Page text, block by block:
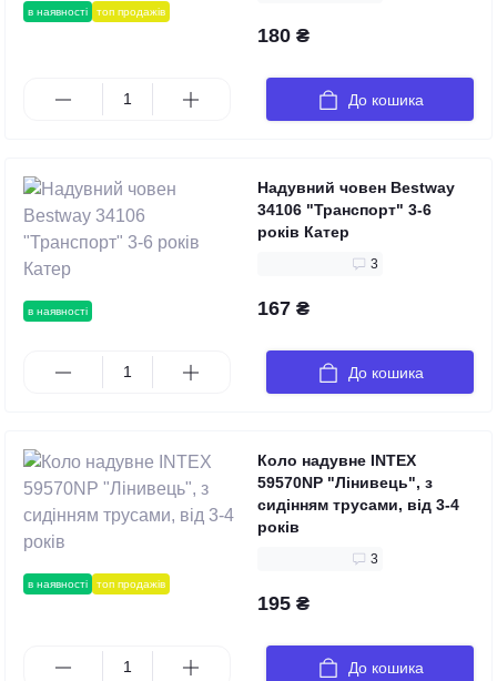
в наявності топ продажів
180 ₴
До кошика
в наявності
Надувний човен Bestway
34106 "Транспорт" 3-6
років Катер
3
167 ₴
До кошика
в наявності топ продажів
Коло надувне INTEX
59570NP "Лінивець", з
сидінням трусами, від 3-4
років
3
195 ₴
До кошика